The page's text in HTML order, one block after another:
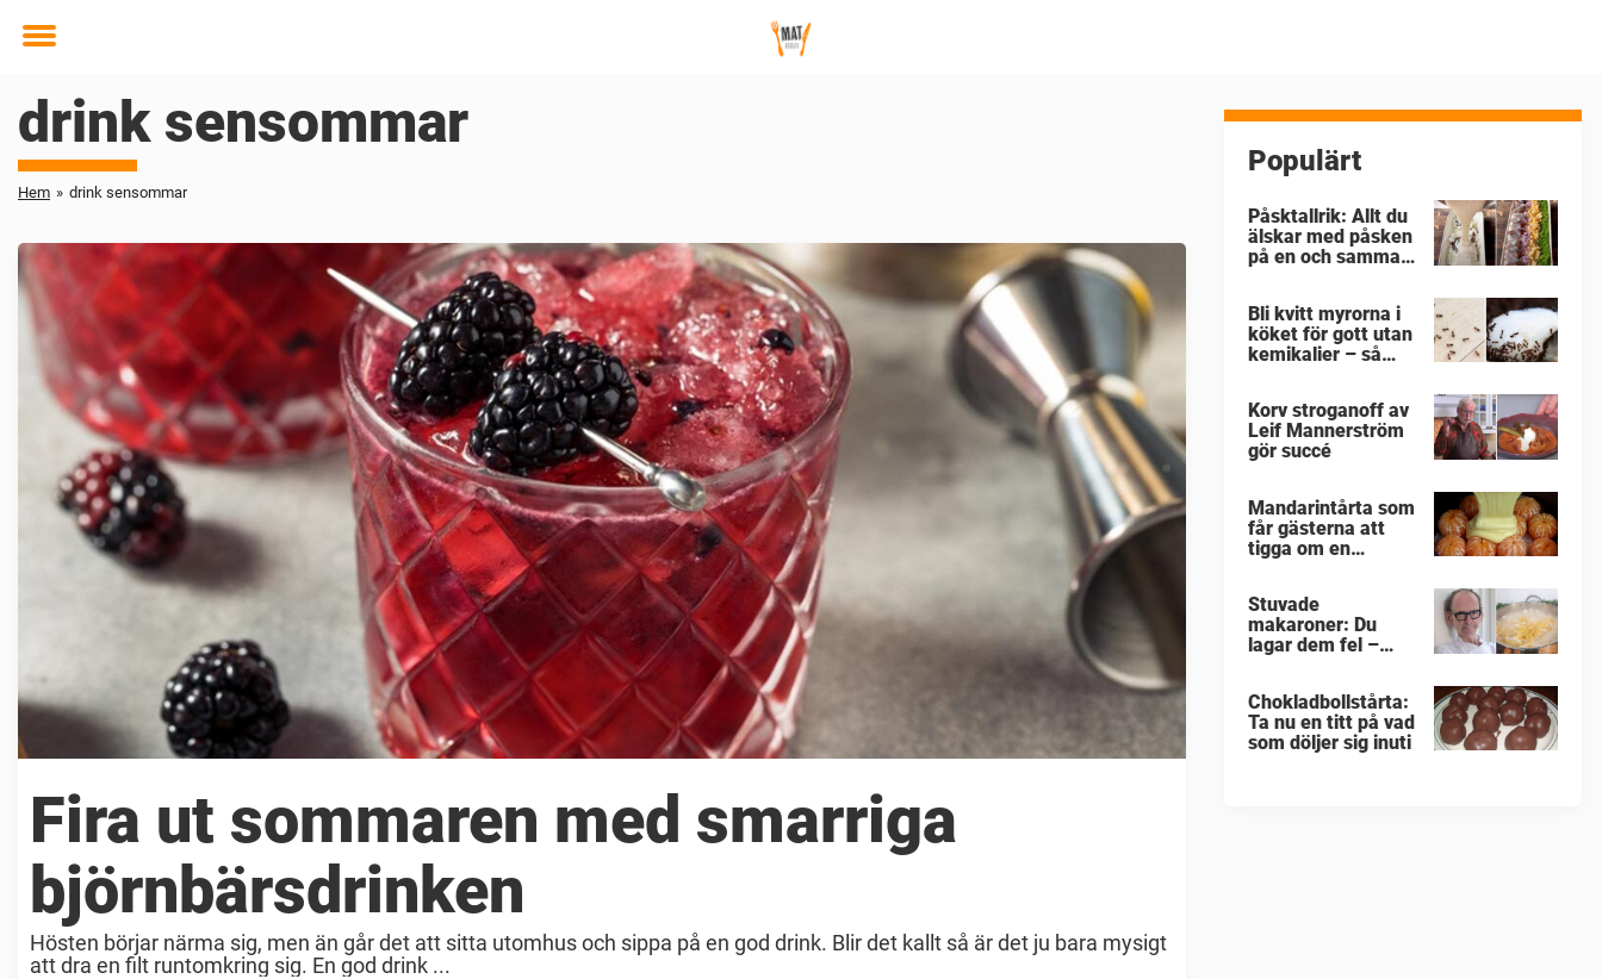
Toggle
drink sensommar
Hem » drink sensommar
Fira ut sommaren med smarriga
björnbärsdrinken
Hösten börjar närma sig, men än går det att sitta utomhus och sippa på en god drink. Blir det kallt så är det ju bara mysigt
att dra en filt runtomkring sig. En god drink ...
Populärt
Påsktallrik: Allt du
älskar med påsken
på en och samma
Bli kvitt myrorna i
köket för gott utan
kemikalier – så
Korv stroganoff av
Leif Mannerström
gör succé
Mandarintårta som
får gästerna att
tigga om en
Stuvade
makaroner: Du
lagar dem fel –
Chokladbollstårta:
Ta nu en titt på vad
som döljer sig inuti